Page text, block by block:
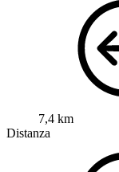
7,4 km
Distanza